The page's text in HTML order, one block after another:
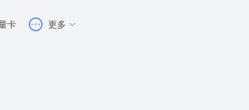
卡 更多